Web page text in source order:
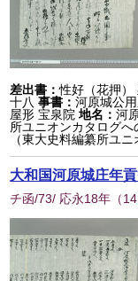
差出書：性好（花押）
十八 事書：河原城公
屋形 宝泉院 地名：河
所ユニオンカタログへ
（東大史料編纂所ユ
大和国河原城庄年
チ函/73/ 応永18年 （